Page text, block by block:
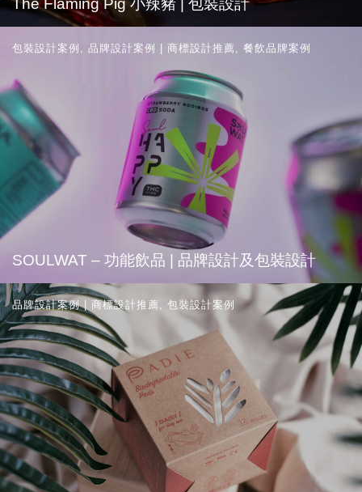
The Flaming Pig 小辣豬 | 包裝設計
SOULWAT – 功能飲品 | 品牌設計及包裝設計
包裝設計案例 品牌設計案例 | 商標設計推薦 餐飲品牌案例
品牌設計案例 | 商標設計推薦 包裝設計案例